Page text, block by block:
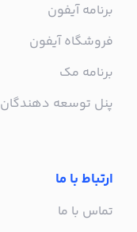
برنامه آیفون
فروشگاه آیفون
برنامه مک
پنل توسعه دهندگان
ارتباط با ما
تماس با ما